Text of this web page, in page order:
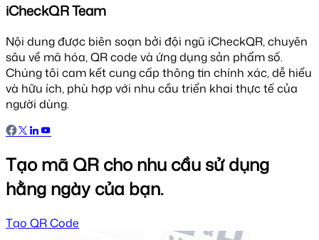
iCheckQR Team
Nội dung được biên soạn bởi đội ngũ iCheckQR, chuyên
sâu về mã hóa, QR code và ứng dụng sản phẩm số.
Chúng tôi cam kết cung cấp thông tin chính xác, dễ hiểu
và hữu ích, phù hợp với nhu cầu triển khai thực tế của
người dùng.
Tạo mã QR cho nhu cầu sử dụng
hằng ngày của bạn.
Tạo QR Code